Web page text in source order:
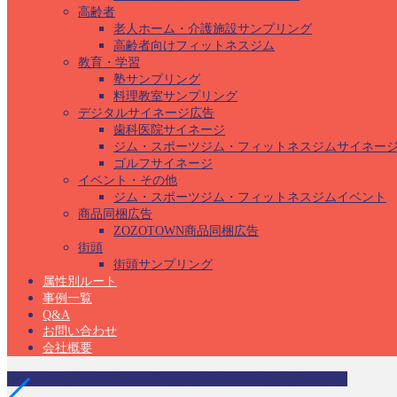
高齢者
老人ホーム・介護施設サンプリング
高齢者向けフィットネスジム
教育・学習
塾サンプリング
料理教室サンプリング
デジタルサイネージ広告
歯科医院サイネージ
ジム・スポーツジム・フィットネスジムサイネー
ゴルフサイネージ
イベント・その他
ジム・スポーツジム・フィットネスジムイベント
商品同梱広告
ZOZOTOWN商品同梱広告
街頭
街頭サンプリング
属性別ルート
事例一覧
Q&A
お問い合わせ
会社概要
ジム・スポーツジム・フィットネスジムサンプリング